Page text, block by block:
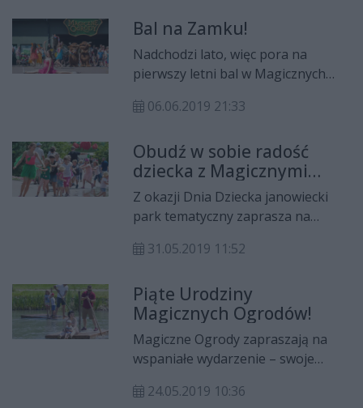
czerwca włącznie.
Bal na Zamku!
Nadchodzi lato, więc pora na
pierwszy letni bal w Magicznych
Zamku Wróżek 8 i 9 czerwca.
06.06.2019 21:33
Obudź w sobie radość
dziecka z Magicznymi
Ogrodami!
Z okazji Dnia Dziecka janowiecki
park tematyczny zaprasza na
wydarzenie, które odbędzie się w
czerwca.
31.05.2019 11:52
Piąte Urodziny
Magicznych Ogrodów!
Magiczne Ogrody zapraszają na
wspaniałe wydarzenie – swoje
Odbędą się już w najbliższy
24.05.2019 10:36